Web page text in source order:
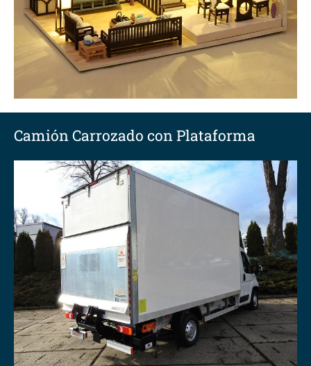
Camión Carrozado con Plataforma